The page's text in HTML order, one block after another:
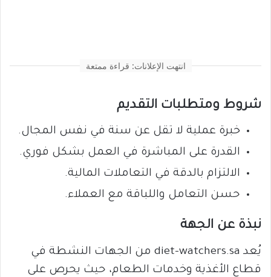
انتهت الإعلانات: قراءة ممتعة
شروط ومتطلبات التقديم
خبرة عملية لا تقل عن سنة في نفس المجال.
القدرة على المباشرة في العمل بشكل فوري.
الالتزام بالدقة في التعاملات المالية.
حسن التعامل واللباقة مع العملاء.
نبذة عن الجهة
يُعد diet-watchers.sa من الجهات النشطة في
قطاع الأغذية وخدمات الطعام، حيث يحرص على